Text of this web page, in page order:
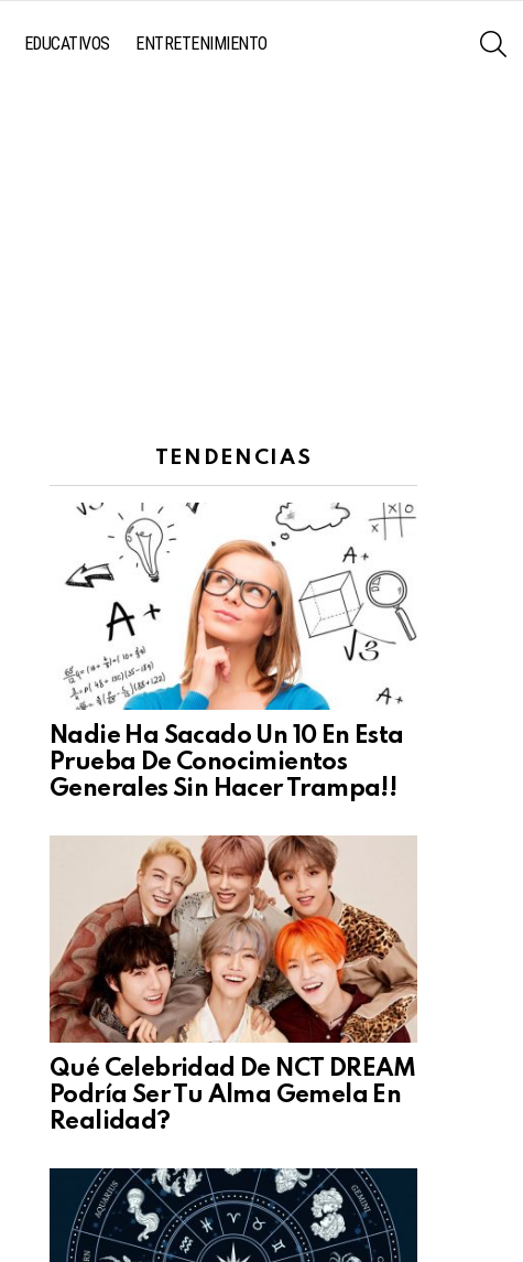
EDUCATIVOS ENTRETENIMIENTO
TENDENCIAS
Nadie Ha Sacado Un 10 En Esta
Prueba De Conocimientos
Generales Sin Hacer Trampa!!
Qué Celebridad De NCT DREAM
Podría Ser Tu Alma Gemela En
Realidad?